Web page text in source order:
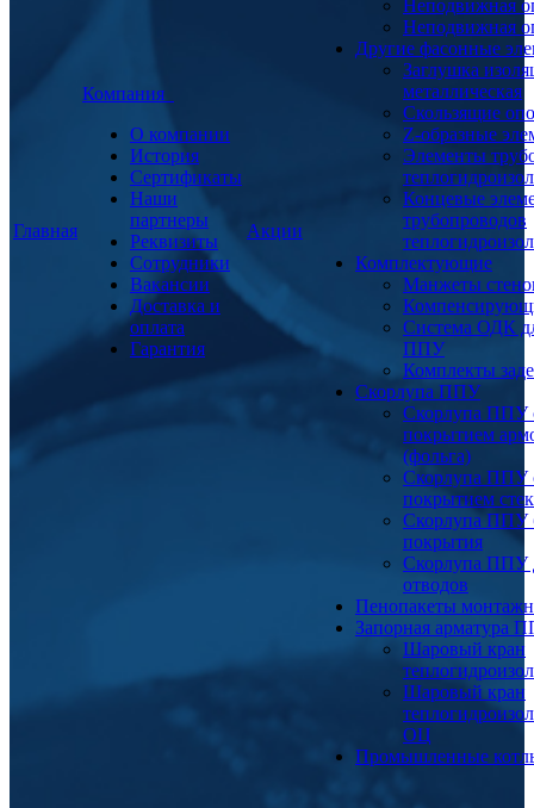
Главная
Компания
О компании
История
Сертификаты
Наши
партнеры
Реквизиты
Сотрудники
Вакансии
Доставка и
оплата
Гарантия
Акции
Неподвижная
Неподвижная
Другие фасонные
Заглушка
металлическая
Скользящие
Z-образные
Элементы
Концевые
трубопроводов
Комплектующие
Манжеты
Система ОДК
ППУ
Комплекты
Скорлупа ППУ
Скорлупа ППУ
покрытием
(фольга)
Скорлупа ППУ
покрытием
Скорлупа ППУ
покрытия
Скорлупа ППУ
отводов
Пенопакеты
Запорная арматура
Шаровый кран
Шаровый кран
ОЦ
Промышленные